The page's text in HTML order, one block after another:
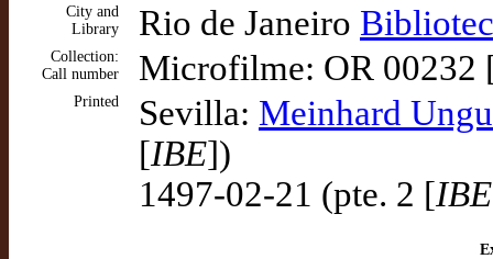
City and
Library
Rio de Janeiro
Collection:
Call number
Microfilme: OR 00232
Printed Sevilla: Meinhard
[IBE])
1497-02-21 (pte. 2 [IBE